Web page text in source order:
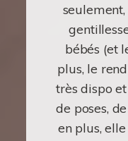
bébés (et
plus, le
très dispo
de poses,
en plus,